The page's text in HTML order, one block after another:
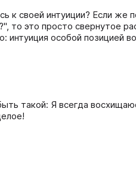
к своей интуиции? Если же
то это просто свернутое
особой позицией
такой: Я всегда